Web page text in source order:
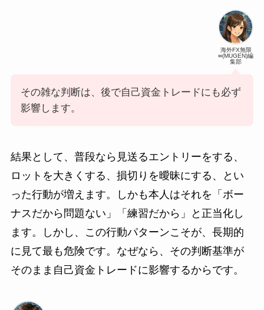
海外FX無限
∞(MUGEN)編
集部
その雑な判断は、後で自己資金トレードにも必ず
影響します。
結果として、普段なら見送るエントリーをする、
ロットを大きくする、損切りを曖昧にする、とい
った行動が増えます。しかも本人はそれを「ボー
ナスだから問題ない」「練習だから」と正当化し
ます。しかし、この行動パターンこそが、長期的
に見て最も危険です。なぜなら、その判断基準が
そのまま自己資金トレードに影響するからです。